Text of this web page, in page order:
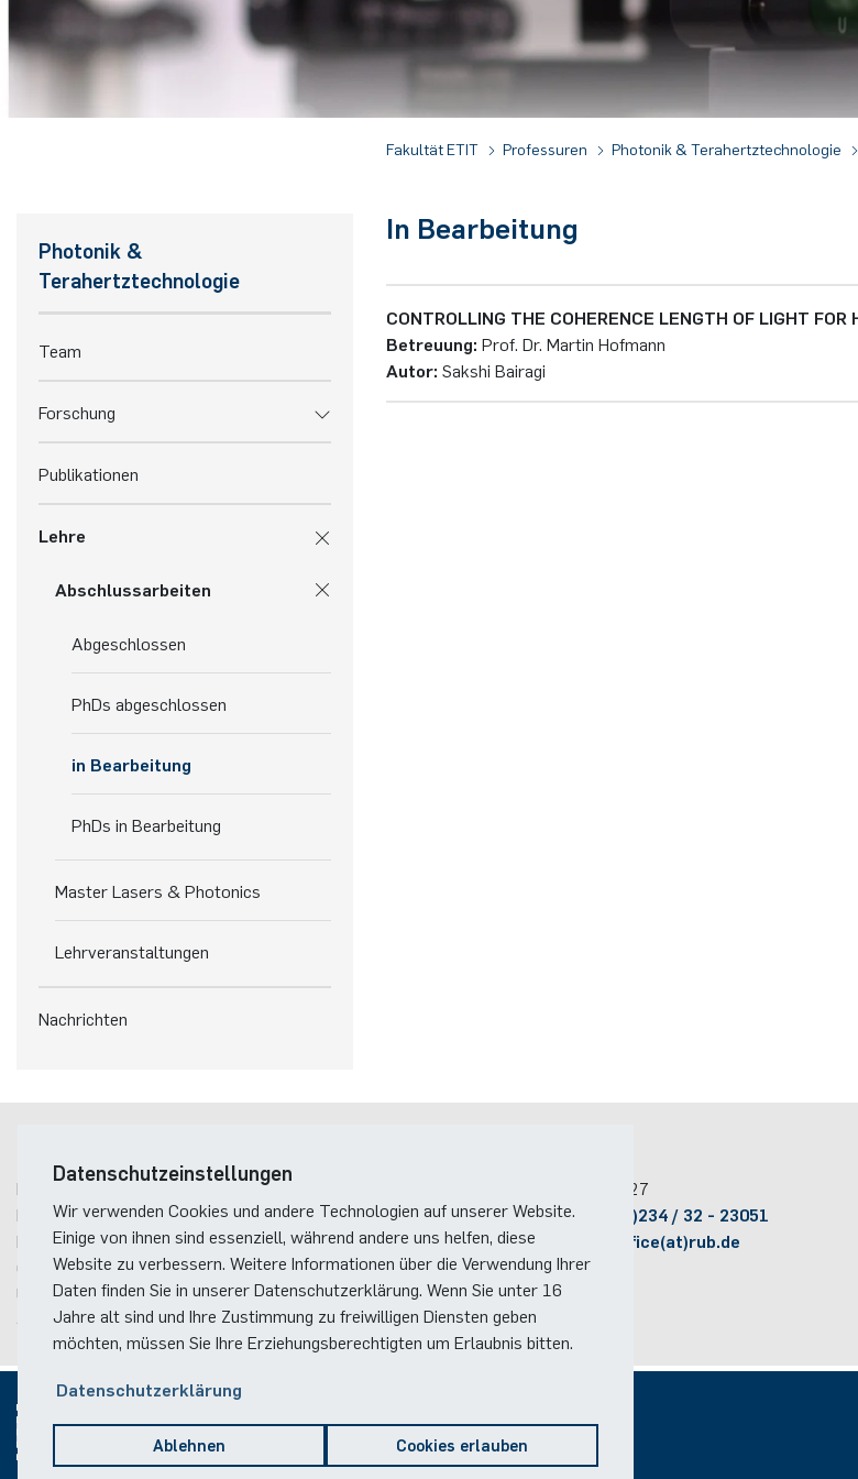
Fakultät ETIT Professuren Photonik & Terahertztechnologie
Photonik &
Terahertztechnologie
Team
Forschung
Publikationen
Lehre
Abschlussarbeiten
Abgeschlossen
PhDs abgeschlossen
in Bearbeitung
PhDs in Bearbeitung
Master Lasers & Photonics
Lehrveranstaltungen
Nachrichten
In Bearbeitung
CONTROLLING THE COHERENCE LENGTH OF LIGHT FOR
Be­treu­ung: Prof. Dr. Martin Hofmann
Autor: Sakshi Bairagi
Ruhr-Universität Bochum
Fakultät für Elektrotechnik und Informationstechnik
Photonik & Terahertztechnologie
Gebäude ID, Postfach16
Universitätsstraße 150
44801Bochum
ID 04/327
Telefon:
(+49)(0)234 / 32 - 23051
E-Mail:
ptt+office(at)rub.de
Datenschutzeinstellungen
Wir verwenden Cookies und andere Technologien auf unserer Website.
Einige von ihnen sind essenziell, während andere uns helfen, diese
Website zu verbessern. Weitere Informationen über die Verwendung Ihrer
Daten finden Sie in unserer Datenschutzerklärung. Wenn Sie unter 16
Jahre alt sind und Ihre Zustimmung zu freiwilligen Diensten geben
möchten, müssen Sie Ihre Erziehungsberechtigten um Erlaubnis bitten.
Datenschutzerklärung
Ablehnen Cookies erlauben